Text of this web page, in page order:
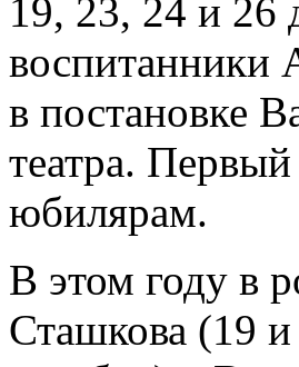
19, 23, 24 и 26
воспитанники
в постановке
театра.
юбилярам.
В этом году в
Сташкова (19